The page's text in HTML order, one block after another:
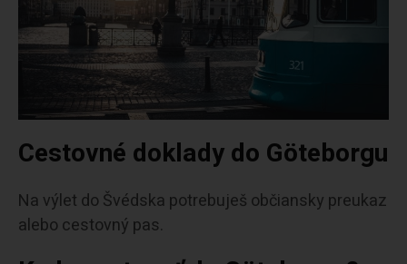
Cestovné doklady do Göteborgu
Na výlet do Švédska potrebuješ občiansky preukaz
alebo cestovný pas.